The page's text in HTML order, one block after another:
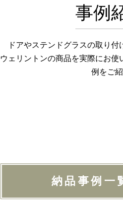
事例
ドアやステンドグラスの取り
ウェリントンの商品を実際にお
例をご
納品事例一